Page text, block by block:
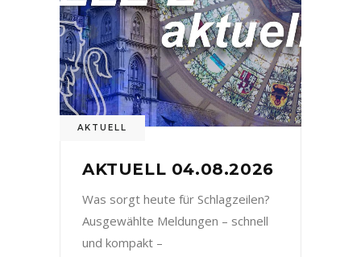
AKTUELL
AKTUELL 04.08.2026
Was sorgt heute für Schlagzeilen?
Ausgewählte Meldungen – schnell
und kompakt –